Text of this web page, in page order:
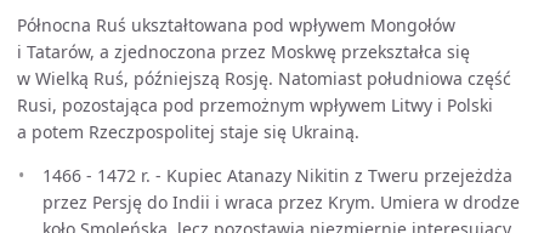
Północna Ruś ukształtowana pod wpływem Mongołów
i Tatarów, a zjednoczona przez Moskwę przekształca się
w Wielką Ruś, późniejszą Rosję. Natomiast południowa część
Rusi, pozostająca pod przemożnym wpływem Litwy i Polski
a potem Rzeczpospolitej staje się Ukrainą.
1466 - 1472 r. - Kupiec Atanazy Nikitin z Tweru przejeżdża
przez Persję do Indii i wraca przez Krym. Umiera w drodze